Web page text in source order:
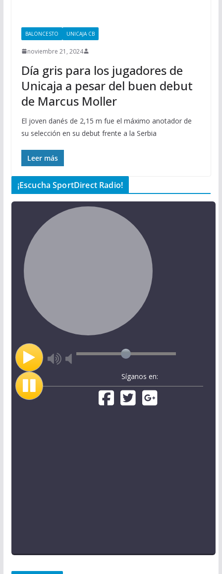
BALONCESTO UNICAJA CB
noviembre 21, 2024
Día gris para los jugadores de
Unicaja a pesar del buen debut
de Marcus Moller
El joven danés de 2,15 m fue el máximo anotador de
su selección en su debut frente a la Serbia
Leer más
¡Escucha SportDirect Radio!
Síganos en: